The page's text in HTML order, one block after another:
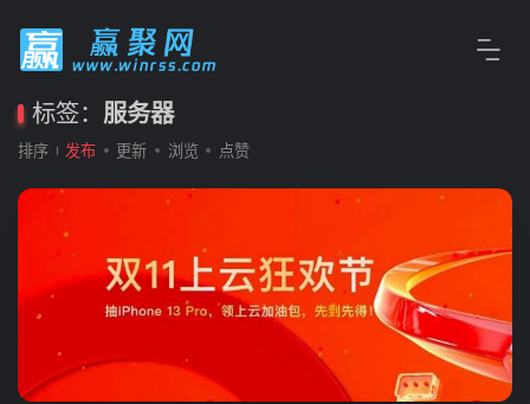
标签： 服务器
排序 发布 更新 浏览 点赞